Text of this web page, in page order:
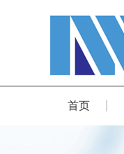
首页